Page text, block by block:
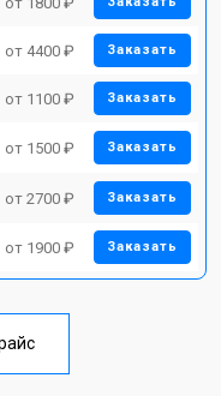
от 4400 ₽ Заказать
от 1100 ₽ Заказать
от 1500 ₽ Заказать
от 2700 ₽ Заказать
от 1900 ₽ Заказать